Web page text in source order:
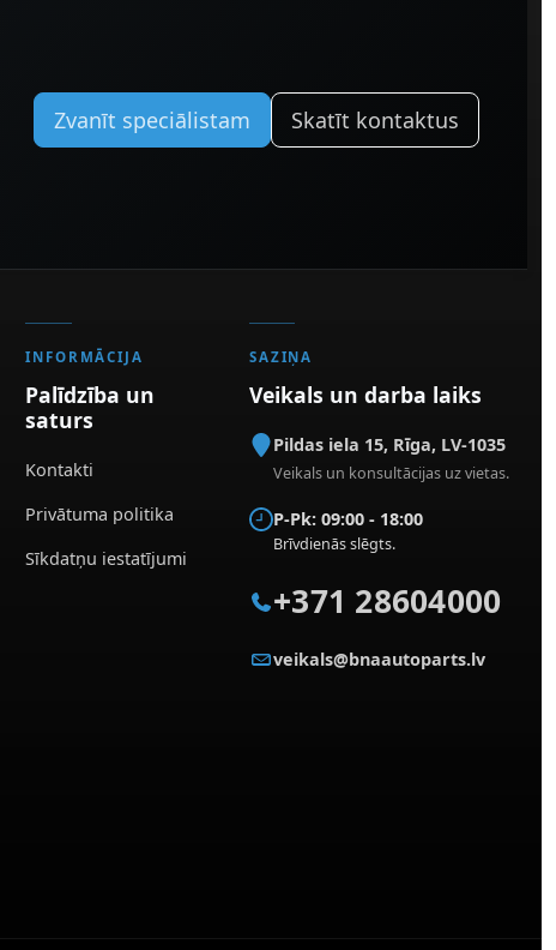
Zvanīt speciālistam Skatīt kontaktus
INFORMĀCIJA
Palīdzība un
saturs
Kontakti
Privātuma politika
Sīkdatņu iestatījumi
SAZIŅA
Veikals un darba laiks
Pildas iela 15, Rīga, LV-1035
Veikals un konsultācijas uz vietas.
P-Pk: 09:00 - 18:00
Brīvdienās slēgts.
+371 28604000
veikals@bnaautoparts.lv